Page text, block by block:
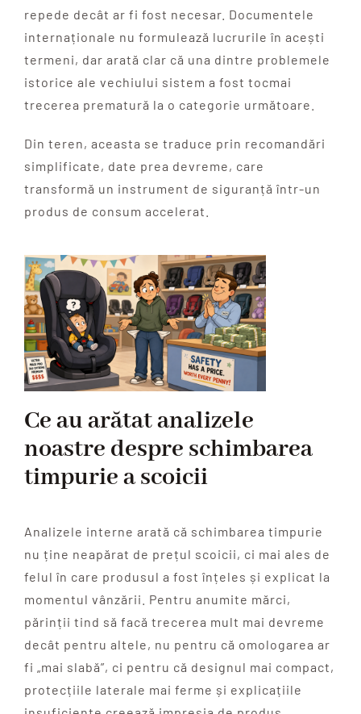
repede decât ar fi fost necesar. Documentele
internaționale nu formulează lucrurile în acești
termeni, dar arată clar că una dintre problemele
istorice ale vechiului sistem a fost tocmai
trecerea prematură la o categorie următoare.
Din teren, aceasta se traduce prin recomandări
simplificate, date prea devreme, care
transformă un instrument de siguranță într-un
produs de consum accelerat.
Ce au arătat analizele
noastre despre schimbarea
timpurie a scoicii
Analizele interne arată că schimbarea timpurie
nu ține neapărat de prețul scoicii, ci mai ales de
felul în care produsul a fost înțeles și explicat la
momentul vânzării. Pentru anumite mărci,
părinții tind să facă trecerea mult mai devreme
decât pentru altele, nu pentru că omologarea ar
fi „mai slabă”, ci pentru că designul mai compact,
protecțiile laterale mai ferme și explicațiile